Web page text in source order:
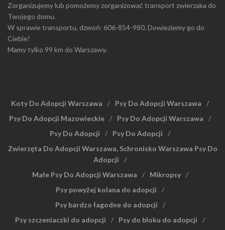
Zorganizujemy lub pomożemy zorganizować transport zwierzaka do
Twojego domu.
W sprawie transportu, dzwoń: 606-854-980. Dowieziemy go do
Ciebie!
Mamy tylko 99 km do Warszawy.
Koty Do Adopcji Warszawa
Psy Do Adopcji Warszawa
Psy Do Adopcji Mazowieckie
Psy Do Adopcji Warszawa
Psy Do Adopcji
Psy Do Adopcji
Zwierzęta Do Adopcji Warszawa, Schronisko Warszawa Psy Do
Adopcji
Małe Psy Do Adopcji Warszawa
Mikropsy
Psy powyżej kolana do adopcji
Psy bardzo łagodne do adopcji
Psy szczeniaczki do adopcji
Psy do bloku do adopcji